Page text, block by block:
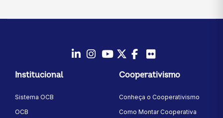
Instagram
YoutubeTwitter/X
Facebook
Institucional
Sistema OCB
OCB
Cooperativismo
Conheça o Cooperativismo
Como Montar Cooperativa